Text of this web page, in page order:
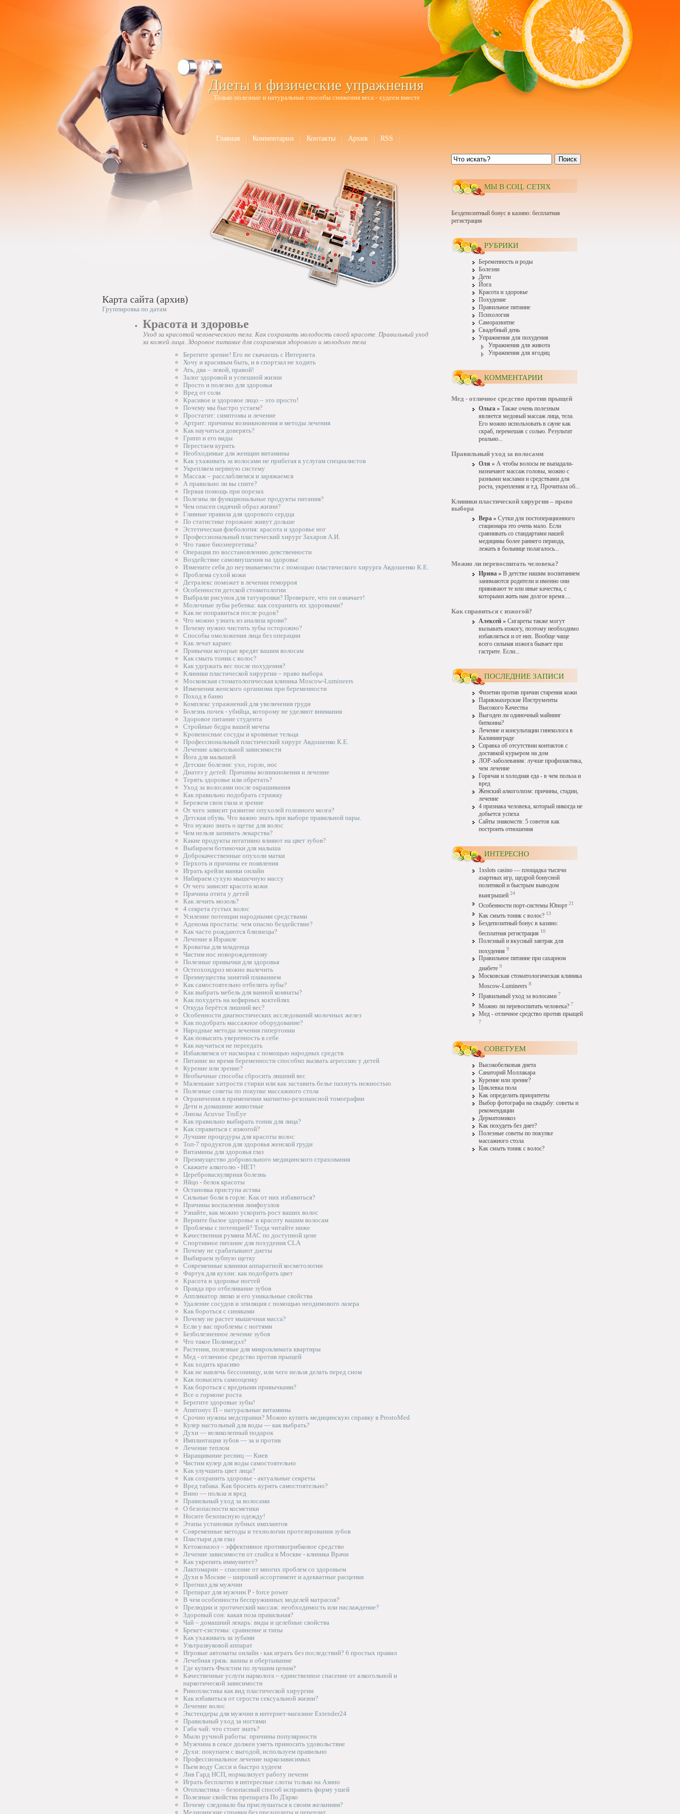
Диеты и физические упражнения
Только полезные и натуральные способы снижения веса - худеем вместе
Главная Комментарии Контакты Архив RSS
Карта сайта (архив)
Группировка по датам
Красота и здоровье
Уход за красотой человеческого тела. Как сохранить молодость своей красоте. Правильный уход
за кожей лица. Здоровое питание для сохранения здорового и молодого тела
Берегите зрение! Его не скачаешь с Интернета
Хочу и красивым быть, и в спортзал не ходить
Ать, два – левой, правой!
Залог здоровой и успешной жизни
Просто и полезно для здоровья
Вред от соли
Красивое и здоровое лицо – это просто!
Почему мы быстро устаем?
Простатит: симптомы и лечение
Артрит: причины возникновения и методы лечения
Как научиться доверять?
Грипп и его виды
Перестаем курить
Необходимые для женщин витамины
Как ухаживать за волосами не прибегая к услугам специалистов
Укрепляем нервную систему
Массаж – расслабляемся и заряжаемся
А правильно ли вы спите?
Первая помощь при порезах
Полезны ли функциональные продукты питания?
Чем опасен сидячий образ жизни?
Главные правила для здорового сердца
По статистике горожане живут дольше
Эстетическая флебология: красота и здоровье ног
Профессиональный пластический хирург Захаров А.И.
Что такое биоэнергетика?
Операция по восстановлению девственности
Воздействие самовнушения на здоровье
Измените себя до неузнаваемости с помощью пластического хирурга Авдошенко К.Е.
Проблема сухой кожи
Детралекс поможет в лечении геморроя
Особенности детской стоматологии
Выбрали рисунок для татуировки? Проверьте, что он означает!
Молочные зубы ребенка: как сохранить их здоровыми?
Как не поправиться после родов?
Что можно узнать из анализа крови?
Почему нужно чистить зубы осторожно?
Способы омоложения лица без операции
Как лечат кариес
Привычки которые вредят вашим волосам
Как смыть тоник с волос?
Как удержать вес после похудения?
Клиники пластической хирургии – право выбора
Московская стоматологическая клиника Moscow-Lumineers
Изменения женского организма при беременности
Поход в баню
Комплекс упражнений для увеличения груди
Болезнь почек - убийца, которому не уделяют внимания
Здоровое питание студента
Стройные бедра вашей мечты
Кровеносные сосуды и кровяные тельца
Профессиональный пластический хирург Авдошенко К.Е.
Лечение алкогольной зависимости
Йога для малышей
Детские болезни: ухо, горло, нос
Диатез у детей: Причины возникновения и лечение
Терять здоровье или обретать?
Уход за волосами после окрашивания
Как правильно подобрать стрижку
Бережем свои глаза и зрение
От чего зависит развитие опухолей головного мозга?
Детская обувь. Что важно знать при выборе правильной пары.
Что нужно знать о щетке для волос
Чем нельзя запивать лекарства?
Какие продукты негативно влияют на цвет зубов?
Выбираем ботиночки для малыша
Доброкачественные опухоли матки
Перхоть и причины ее появления
Играть крейзи манки онлайн
Набираем сухую мышечную массу
От чего зависит красота кожи
Причина отита у детей
Как лечить мозоль?
4 секрета густых волос
Усиление потенции народными средствами
Аденома простаты: чем опасно бездействие?
Как часто рождаются близнецы?
Лечение в Израиле
Кроватка для младенца
Чистим нос новорожденному
Полезные привычки для здоровья
Остеохондроз можно вылечить
Преимущества занятий плаванием
Как самостоятельно отбелить зубы?
Как выбрать мебель для ванной комнаты?
Как похудеть на кефирных коктейлях
Откуда берётся лишний вес?
Особенности диагностических исследований молочных желез
Как подобрать массажное оборудование?
Народные методы лечения гипертонии
Как повысить уверенность в себе
Как научиться не переедать
Избавляемся от насморка с помощью народных средств
Питание во время беременности способно вызвать агрессию у детей
Курение или зрение?
Необычные способы сбросить лишний вес
Маленькие хитрости стирки или как заставить белье пахнуть нежностью
Полезные советы по покупке массажного стола
Ограничения в применении магнитно-резонансной томографии
Дети и домашние животные
Линзы Acuvue TruEye
Как правильно выбирать тоник для лица?
Как справиться с изжогой?
Лучшие процедуры для красоты волос
Топ-7 продуктов для здоровья женской груди
Витамины для здоровья глаз
Преимущество добровольного медицинского страхования
Скажите алкоголю - НЕТ!
Цереброваскулярная болезнь
Яйцо - белок красоты
Остановка приступа астмы
Сильные боли в горле. Как от них избавиться?
Причины воспаления лимфоузлов
Узнайте, как можно ускорить рост ваших волос
Верните былое здоровье и красоту вашим волосам
Проблемы с потенцией? Тогда читайте ниже
Качественная румяна MAC по доступной цене
Спортивное питание для похудения CLA
Почему не срабатывают диеты
Выбираем зубную щетку
Современные клиники аппаратной косметологии
Фартук для кухни: как подобрать цвет
Красота и здоровье ногтей
Правда про отбеливание зубов
Аппликатор ляпко и его уникальные свойства
Удаление сосудов и эпиляция с помощью неодимового лазера
Как бороться с синяками
Почему не растет мышечная масса?
Если у вас проблемы с ногтями
Безболезненное лечение зубов
Что такое Полимедэл?
Растения, полезные для микроклимата квартиры
Мед - отличное средство против прыщей
Как ходить красиво
Как не навлечь бессонницу, или чего нельзя делать перед сном
Как повысить самооценку
Как бороться с вредными привычками?
Все о гормоне роста
Берегите здоровые зубы!
Апитонус П – натуральные витамины
Срочно нужны медсправки? Можно купить медицинскую справку в ProstoMed
Кулер настольный для воды — как выбрать?
Духи — великолепный подарок
Имплантация зубов — за и против
Лечение теплом
Наращивание ресниц — Киев
Чистим кулер для воды самостоятельно
Как улучшить цвет лица?
Как сохранить здоровье - актуальные секреты
Вред табака. Как бросить курить самостоятельно?
Вино — польза и вред
Правильный уход за волосами
О безопасности косметики
Носите безопасную одежду!
Этапы установки зубных имплантов
Современные методы и технологии протезирования зубов
Пластыри для глаз
Кетоконазол – эффективное противогрибковое средство
Лечение зависимости от спайса в Москве - клиника Врачи
Как укрепить иммунитет?
Лактомарин – спасение от многих проблем со здоровьем
Духи в Москве – широкий ассортимент и адекватные расценки
Прегнил для мужчин
Препарат для мужчин P - force power
В чем особенности беспружинных моделей матрасов?
Прелюдии и эротический массаж: необходимость или наслаждение?
Здоровый сон: какая поза правильная?
Чай – домашний лекарь: виды и целебные свойства
Брекет-системы: сравнение и типы
Как ухаживать за зубами
Ультразвуковой аппарат
Игровые автоматы онлайн - как играть без последствий? 6 простых правил
Лечебная грязь: ванны и обертывание
Где купить Филстим по лучшим ценам?
Качественные услуги нарколога – единственное спасение от алкогольной и
наркотической зависимости
Ринопластика как вид пластической хирургии
Как избавиться от серости сексуальной жизни?
Лечение волос
Экстендеры для мужчин в интернет-магазине Extender24
Правильный уход за ногтями
Габа чай: что стоит знать?
Мыло ручной работы: причины популярности
Мужчина в сексе должен уметь приносить удовольствие
Духи: покупаем с выгодой, используем правильно
Профессиональное лечение наркозависимых
Пьем воду Сасси и быстро худеем
Лив Гард НСП, нормализует работу печени
Играть бесплатно в интересные слоты только на Азино
Отопластика – безопасный способ исправить форму ушей
Полезные свойства препарата По Д'арко
Почему следовало бы прислушаться к своим желаниям?
Медицинские справки без предоплаты и переплат
Поиск
МЫ В СОЦ. СЕТЯХ
Бездепозитный бонус в казино: бесплатная
регистрация
РУБРИКИ
Беременность и роды
Болезни
Дети
Йога
Красота и здоровье
Похудение
Правильное питание
Психология
Саморазвитие
Свадебный день
Упражнения для похудения
Упражнения для живота
Упражнения для ягодиц
КОММЕНТАРИИ
Мед - отличное средство против прыщей
Ольга » Также очень полезным
является медовый массаж лица, тела.
Его можно использовать в сауне как
скраб, перемешав с солью. Результат
реально...
Правильный уход за волосами
Оля » А чтобы волосы не выпадали-
назначают массаж головы, можно с
разными маслами и средствами для
роста, укрепления и т.д. Прочитала об...
Клиники пластической хирургии – право
выбора
Вера » Сутки для постоперационного
стационара это очень мало. Если
сравнивать со стандартами нашей
медицины более раннего периода,
лежать в больнице полагалось...
Можно ли перевоспитать человека?
Ирина » В детстве нашим воспитанием
занимаются родители и именно они
прививают те или иные качества, с
которыми жить нам долгое время....
Как справиться с изжогой?
Алексей » Сигареты также могут
вызывать изжогу, поэтому необходимо
избавляться и от них. Вообще чаще
всего сильная изжога бывает при
гастрите. Если...
ПОСЛЕДНИЕ ЗАПИСИ
Физетин против причин старения кожи
Парикмахерские Инструменты
Высокого Качества
Выгоден ли одиночный майнинг
биткоина?
Лечение и консультации гинеколога в
Калининграде
Справка об отсутствии контактов с
доставкой курьером на дом
ЛОР-заболевания: лучше профилактика,
чем лечение
Горячая и холодная еда - в чем польза и
вред
Женский алкоголизм: причины, стадии,
лечение
4 признака человека, который никогда не
добьется успеха
Сайты знакомств: 5 советов как
построить отношения
ИНТЕРЕСНО
1xslots casino — площадка тысячи
азартных игр, щедрой бонусной
политикой и быстрым выводом
выигрышей 24
Особенности порт-системы Юпорт 21
Как смыть тоник с волос? 13
Бездепозитный бонус в казино:
бесплатная регистрация 10
Полезный и вкусный завтрак для
похудения 9
Правильное питание при сахарном
диабете 9
Московская стоматологическая клиника
Moscow-Lumineers 8
Правильный уход за волосами 7
Можно ли перевоспитать человека? 7
Мед - отличное средство против прыщей
7
СОВЕТУЕМ
Высокобелковая диета
Санаторий Моллакара
Курение или зрение?
Циклевка пола
Как определить приоритеты
Выбор фотографа на свадьбу: советы и
рекомендации
Дерматомикоз
Как похудеть без диет?
Полезные советы по покупке
массажного стола
Как смыть тоник с волос?